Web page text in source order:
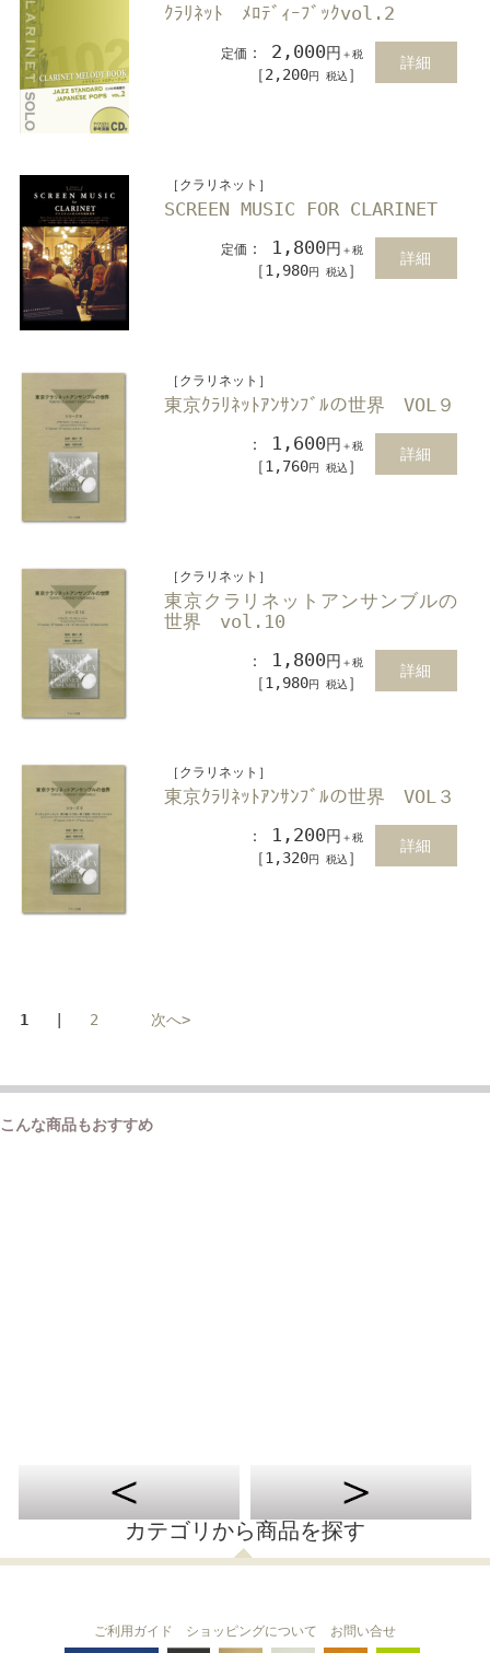
ｸﾗﾘﾈｯﾄ ﾒﾛﾃﾞｨｰﾌﾞｯｸvol.2
定価 ： 2,000円 ＋税
［2,200円 税込 ］
詳細
［クラリネット］
SCREEN MUSIC FOR CLARINET
定価 ： 1,800円 ＋税
［1,980円 税込 ］
詳細
［クラリネット］
東京ｸﾗﾘﾈｯﾄｱﾝｻﾝﾌﾞﾙの世界 VOL９
： 1,600円 ＋税
［1,760円 税込 ］
詳細
［クラリネット］
東京クラリネットアンサンブルの
世界 vol.10
： 1,800円 ＋税
［1,980円 税込 ］
詳細
［クラリネット］
東京ｸﾗﾘﾈｯﾄｱﾝｻﾝﾌﾞﾙの世界 VOL３
： 1,200円 ＋税
［1,320円 税込 ］
詳細
1 2 次へ>
こんな商品もおすすめ
カテゴリから商品を探す
ご利用ガイド ショッピングについて お問い合せ